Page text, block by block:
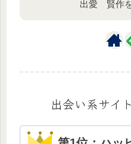
出愛 賢作
出会い系サイ